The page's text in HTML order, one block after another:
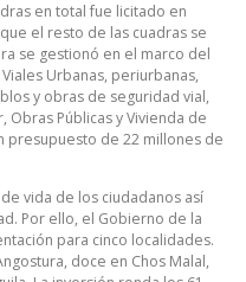
en total fue licitado en
el resto de las cuadras se
se gestionó en el marco del
Urbanas, periurbanas,
y obras de seguridad vial,
Públicas y Vivienda de
presupuesto de 22 millones de
vida de los ciudadanos así
Por ello, el Gobierno de la
para cinco localidades.
doce en Chos Malal,